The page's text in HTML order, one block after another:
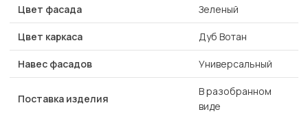
Цвет фасада Зеленый
Цвет каркаса Дуб Вотан
Навес фасадов Универсальный
Поставка изделия
В разобранном
виде